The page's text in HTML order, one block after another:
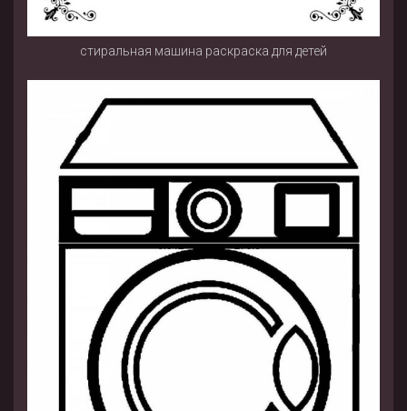
стиральная машина раскраска для детей